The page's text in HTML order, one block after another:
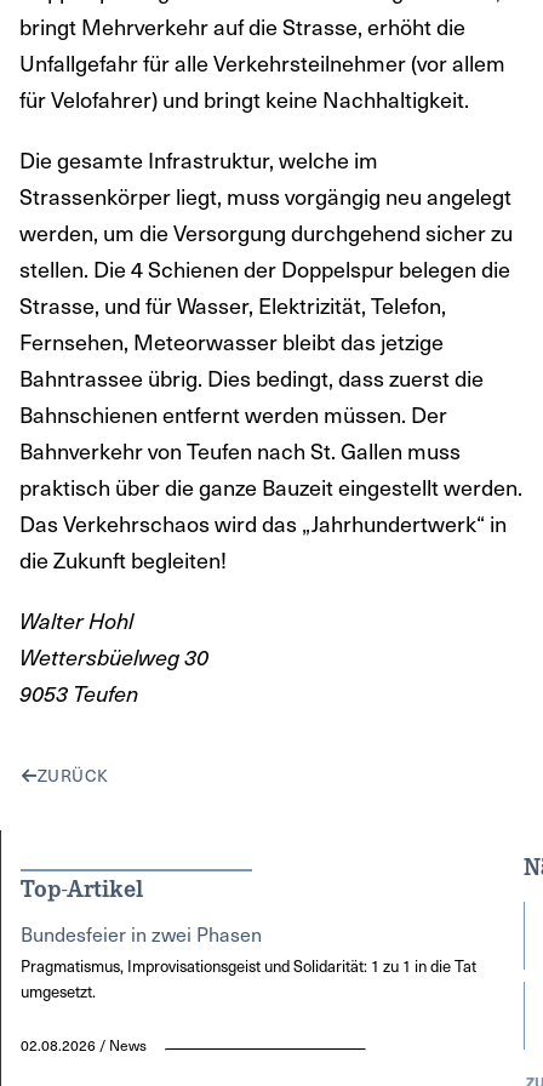
bringt Mehrverkehr auf die Strasse, erhöht die
Unfallgefahr für alle Verkehrsteilnehmer (vor allem
für Velofahrer) und bringt keine Nachhaltigkeit.
Die gesamte Infrastruktur, welche im
Strassenkörper liegt, muss vorgängig neu angelegt
werden, um die Versorgung durchgehend sicher zu
stellen. Die 4 Schienen der Doppelspur belegen die
Strasse, und für Wasser, Elektrizität, Telefon,
Fernsehen, Meteorwasser bleibt das jetzige
Bahntrassee übrig. Dies bedingt, dass zuerst die
Bahnschienen entfernt werden müssen. Der
Bahnverkehr von Teufen nach St. Gallen muss
praktisch über die ganze Bauzeit eingestellt werden.
Das Verkehrschaos wird das „Jahrhundertwerk“ in
die Zukunft begleiten!
Walter Hohl
Wettersbüelweg 30
9053 Teufen
ZURÜCK
Top-Artikel
Bundesfeier in zwei Phasen
Pragmatismus, Improvisationsgeist und Solidarität: 1 zu 1 in die Tat
umgesetzt.
02.08.2026 / News